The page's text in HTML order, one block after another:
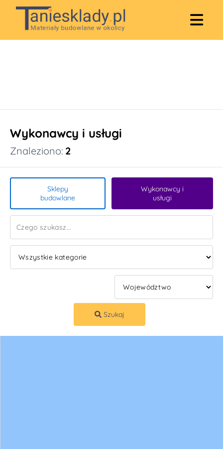
Wykonawcy i usługi
Znaleziono: 2
Sklepy
budowlane
Wykonawcy i
usługi
Szukaj